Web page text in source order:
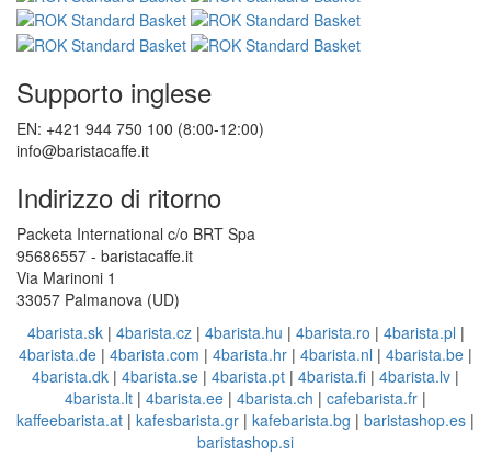
Supporto inglese
EN: +421 944 750 100 (8:00-12:00)
info@baristacaffe.it
Indirizzo di ritorno
Packeta International c/o BRT Spa
95686557 - baristacaffe.it
Via Marinoni 1
33057 Palmanova (UD)
4barista.sk| 4barista.cz| 4barista.hu | 4barista.ro | 4barista.pl |
4barista.de | 4barista.com | 4barista.hr | 4barista.nl | 4barista.be |
4barista.dk | 4barista.se | 4barista.pt | 4barista.fi | 4barista.lv |
4barista.lt | 4barista.ee | 4barista.ch | cafebarista.fr |
kaffeebarista.at | kafesbarista.gr | kafebarista.bg | baristashop.es |
baristashop.si